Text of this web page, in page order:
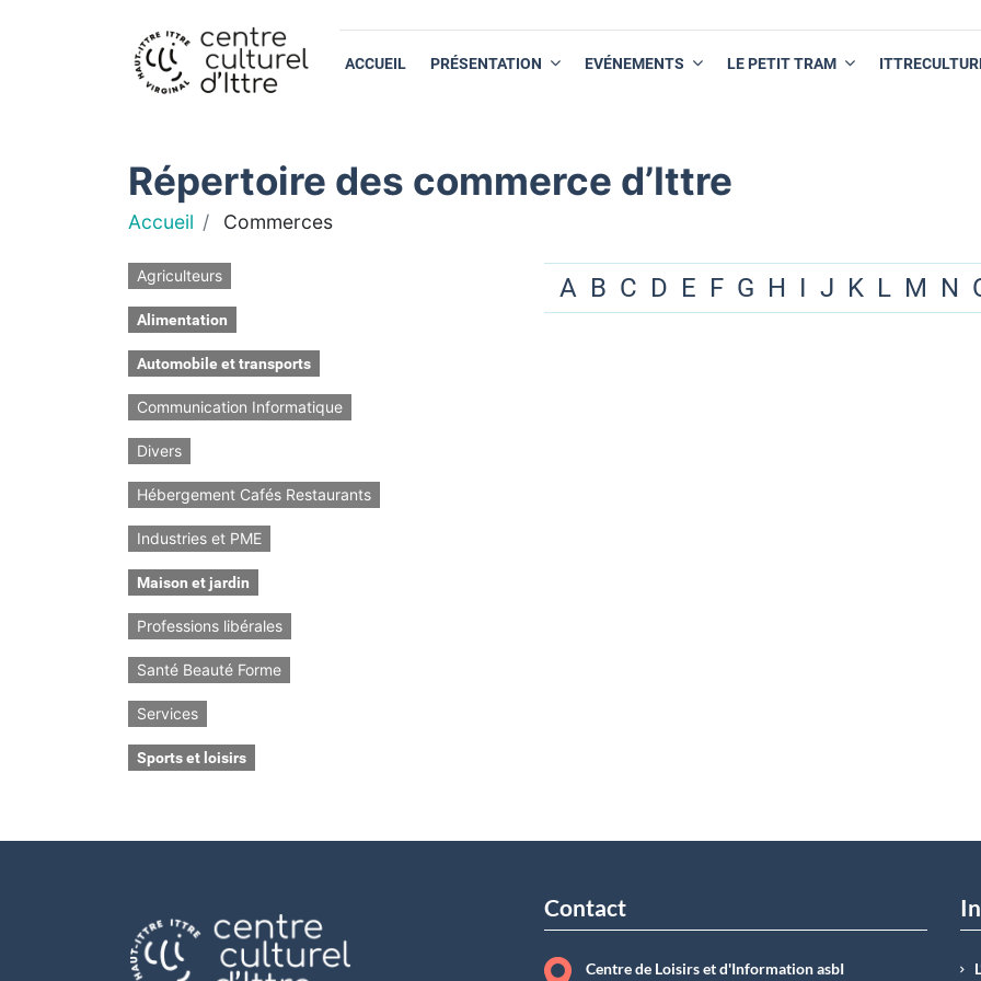
ACCUEIL PRÉSENTATION EVÉNEMENTS LE PETIT TRAM
Répertoire des commerce d’Ittre
Accueil Commerces
Agriculteurs
Alimentation
Automobile et transports
Communication Informatique
Divers
Hébergement Cafés Restaurants
Industries et PME
Maison et jardin
Professions libérales
Santé Beauté Forme
Services
Sports et loisirs
A B C D E F G H I J K L M N
Contact
Centre de Loisirs et d'Information asbI